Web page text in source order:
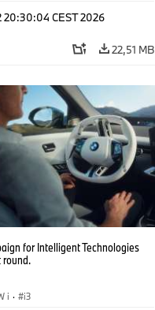
20:30:04 CEST 2026
22,51 MB
for Intelligent Technologies
round.
i · i3